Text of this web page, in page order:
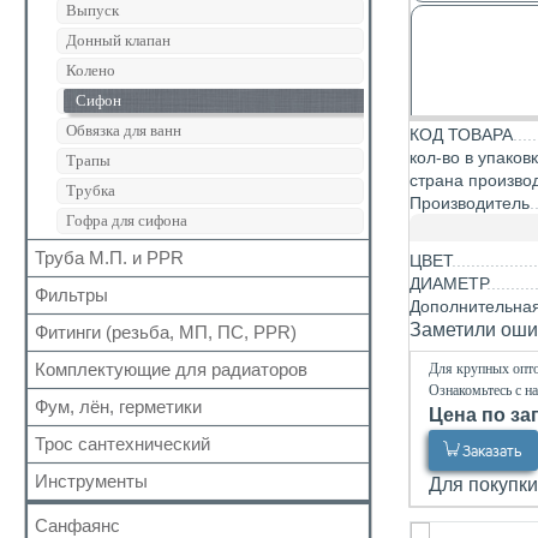
Кран шаровый для газа
Запчасти для кранов
к смесителю
к смесителю сильфон
машин
Сальники
Манжеты для канализационных труб
Наборы
Выпуск
Донный клапан
Колено
Сифон
Обвязка для ванн
Трапы
Трубка
Гофра для сифона
Труба М.П. и PPR
Металлопластиковая
Полипропиленовая
Фильтры
Для обратного клапана
Косой
Прямой
Самопромывной
Другие
Фитинги (резьба, МП, ПС, PPR)
Резьбовые
Для МП труб
Для PPR труб
Для полотенцесушителей
Комплектующие для радиаторов
Наборы
Комплектующие
Краны Маевского
Кронштейны
Фум, лён, герметики
ФУМ
Нить
Лён
Трос сантехнический
Инструменты
Санфаянс
КОД ТОВАРА
кол-во в
страна
Производитель
ЦВЕТ
ДИАМЕТР
Заметили
Для крупных
Ознакомьтесь с
Цена по
Заказать
Для
Заказать
Окантовка RR 700
DO 19mm на
отверстие
(золото)
Заказать